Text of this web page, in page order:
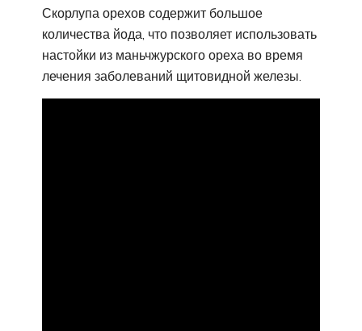
Скорлупа орехов содержит большое
количества йода, что позволяет использовать
настойки из маньчжурского ореха во время
лечения заболеваний щитовидной железы.